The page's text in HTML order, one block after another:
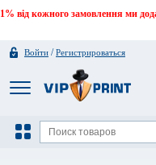
1% від кожного замовлення ми
Войти /Регистрироваться